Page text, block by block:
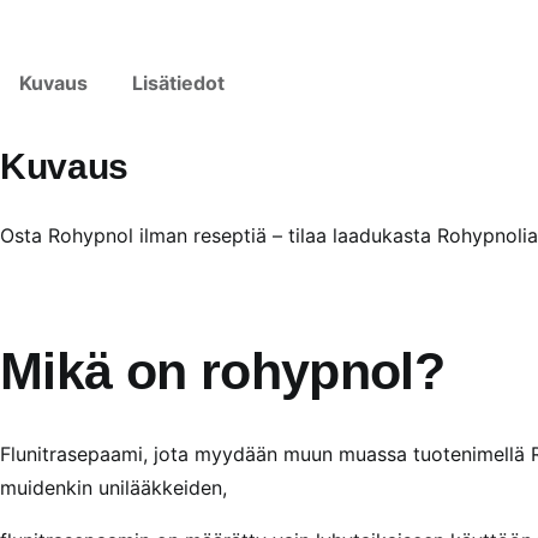
Kuvaus
Lisätiedot
Kuvaus
Osta Rohypnol ilman reseptiä – tilaa laadukasta Rohypnolia
Mikä on rohypnol?
Flunitrasepaami, jota myydään muun muassa
muidenkin unilääkkeiden,